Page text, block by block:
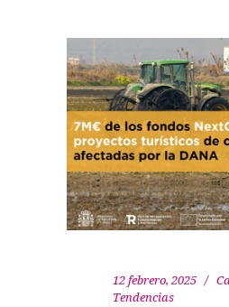
12 febrero, 2025
Tendencias